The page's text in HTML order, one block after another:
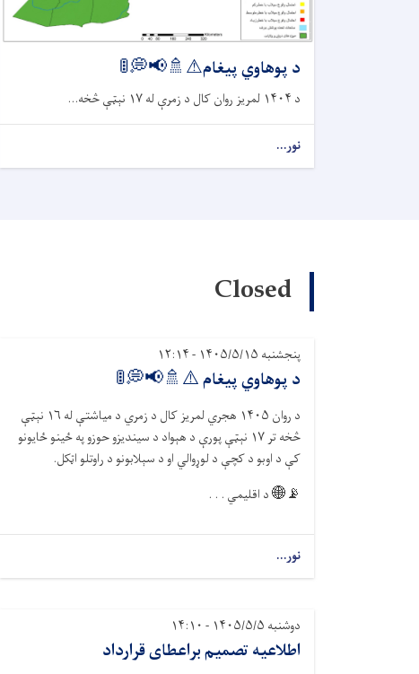
د پوهاوي پیغام⚠🚿📢💭🚦
د ۱۴۰۴ لمریز روان کال د زمرې له ۱۷ نېټې څخه...
نور...
Closed
پنجشنبه ۱۴۰۵/۵/۱۵ - ۱۲:۱۴
د پوهاوي پیغام ⚠️🚿📢💭🚦
د روان ۱۴۰۵ هجري لمریز کال د زمري د میاشتې له ۱۶ نېټې
څخه تر ۱۷ نېټې پورې د هېواد د سیندیزو حوزو په ځينو ځایونو
کې د اوبو د کچې د لوړوالي او د سېلابونو د راوتلو اټکل.
📡🌐د اقلیمي . . .
نور...
دوشنبه ۱۴۰۵/۵/۵ - ۱۴:۱۰
اطلاعیه تصمیم براعطای قرارداد